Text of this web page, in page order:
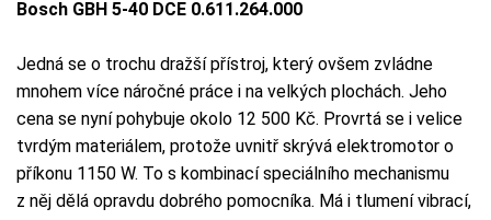
Bosch GBH 5-40 DCE 0.611.264.000
Jedná se o trochu dražší přístroj, který ovšem zvládne
mnohem více náročné práce i na velkých plochách. Jeho
cena se nyní pohybuje okolo 12 500 Kč. Provrtá se i velice
tvrdým materiálem, protože uvnitř skrývá elektromotor o
příkonu 1150 W. To s kombinací speciálního mechanismu
z něj dělá opravdu dobrého pomocníka. Má i tlumení vibrací,